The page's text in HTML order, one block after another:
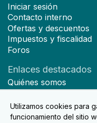
Utilizamos cookies para
funcionamiento del sitio
Iniciar sesión
Contacto interno
Ofertas y descuentos
Impuestos y fiscalidad
Foros
Enlaces destacados
Quiénes somos
Hazte socio
Noticias
Contacto